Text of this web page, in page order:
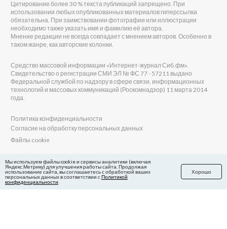
Цитирование более 30 % текста публикаций запрещено. При
использовании любых опубликованных материалов гиперссылка
обязательна. При заимствовании фотографии или иллюстрации
необходимо также указать имя и фамилию её автора.
Мнение редакции не всегда совпадает с мнением авторов. Особенно в
таком жанре, как авторские колонки.
Средство массовой информации «Интернет-журнал Сиб.фм».
Свидетельство о регистрации СМИ ЭЛ № ФС 77 - 57211 выдано
Федеральной службой по надзору в сфере связи, информационных
технологий и массовых коммуникаций (Роскомнадзор) 11 марта 2014
года.
Политика конфиденциальности
Согласие на обработку персональных данных
Файлы cookie
Главный редактор Сиб.фм
Бобровников Виктор Евгеньевич
Учредитель ООО «Сиб.фм»
E-mail редакции: fm@sib.fm
Мы используем файлы cookie и сервисы аналитики (включая
Яндекс.Метрику) для улучшения работы сайта. Продолжая
использование сайта, вы соглашаетесь с обработкой ваших
персональных данных в соответствии сПолитикой
конфиденциальности
Хорошо